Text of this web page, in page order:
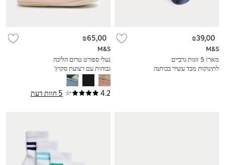
M&S
מארז 5 זוגות גרביים
לתינוקות מבד עשיר בכותנה
₪39,00
4.2 5 חוות דעת
M&S
נעלי ספורט טרום הליכה
גבוהות עם רצועת סקוץ'
לתינוקות (0-‏18 חודשים)
₪65,00